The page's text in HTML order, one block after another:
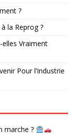
?
la Reprog ?
Vraiment
Pour l’Industrie
marche ?